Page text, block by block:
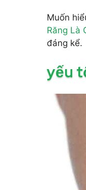
Muốn
Răng Là
đáng kể.
yếu